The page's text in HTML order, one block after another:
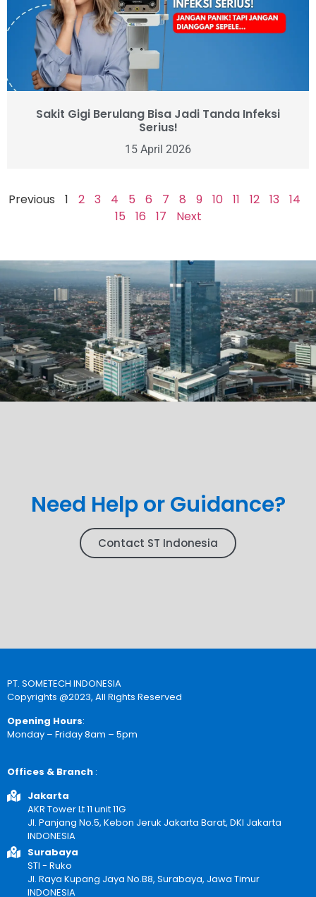
Sakit Gigi Berulang Bisa Jadi Tanda Infeksi
Serius!
15 April 2026
Previous 1 2 3 4 5 6 7 8 9 10 11 12 13
14
15
16 17 Next
Need Help or Guidance?
Contact ST Indonesia
PT. SOMETECH INDONESIA
Copyrights @2023, All Rights Reserved
Opening Hours:
Monday – Friday 8am – 5pm
Offices & Branch :
Jakarta
AKR Tower Lt 11 unit 11G
Jl. Panjang No.5, Kebon Jeruk Jakarta Barat, DKI Jakarta
INDONESIA
Surabaya
STI - Ruko
Jl. Raya Kupang Jaya No.B8, Surabaya, Jawa Timur
INDONESIA